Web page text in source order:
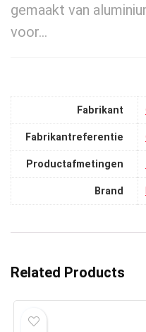
gemaakt van
voor…
Fabrikant
Fabrikantreferentie
Productafmetingen
Brand
Related Products